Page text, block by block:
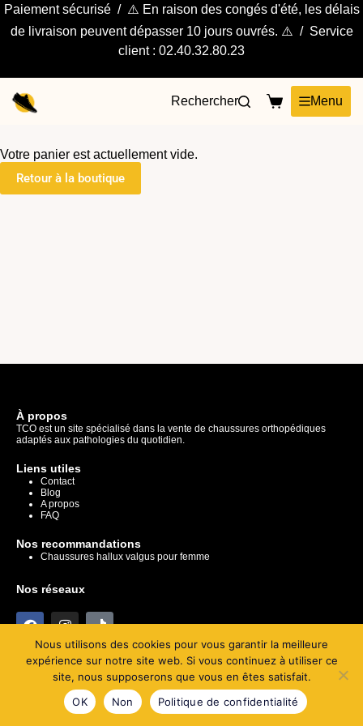
Paiement sécurisé / ⚠️ En raison des congés d'été, les délais
de livraison peuvent dépasser 10 jours ouvrés. ⚠️ / Service
client : 02.40.32.80.23
Rechercher Menu
Votre panier est actuellement vide.
Retour à la boutique
À propos
TCO est un site spécialisé dans la vente de chaussures orthopédiques
adaptés aux pathologies du quotidien.
Liens utiles
Contact
Blog
A propos
FAQ
Nos recommandations
Chaussures hallux valgus pour femme
Nos réseaux
Copyright © 2025 All Rights Reserved. Réalisé parLovinsky
Mentions légales–Politique de confidentialité–Conditions générales de vente
Nous utilisons des cookies pour vous garantir la meilleure
expérience sur notre site web. Si vous continuez à utiliser ce
site, nous supposerons que vous en êtes satisfait.
OK
Non Politique de confidentialité